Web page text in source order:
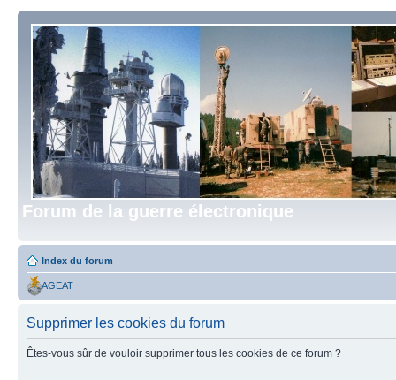
Forum de la guerre électronique
Index du forum
AGEAT
Supprimer les cookies du forum
Êtes-vous sûr de vouloir supprimer tous les cookies de ce forum ?